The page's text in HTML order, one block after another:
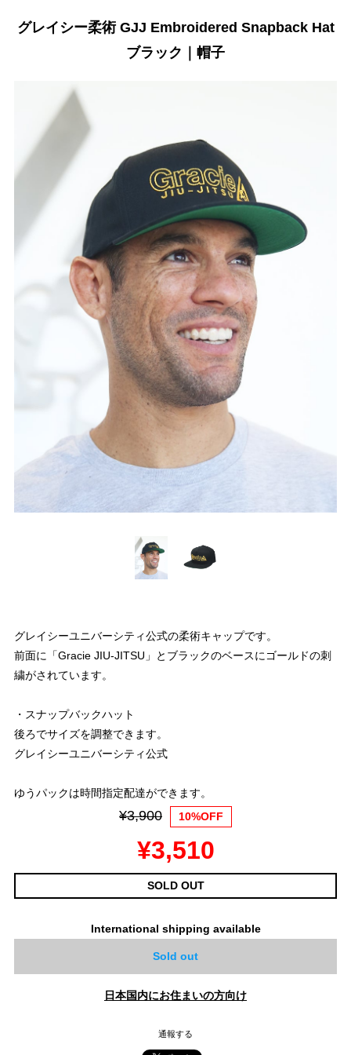
グレイシー柔術 GJJ Embroidered Snapback Hat
ブラック｜帽子
グレイシーユニバーシティ公式の柔術キャップです。
前面に「Gracie JIU-JITSU」とブラックのベースにゴールドの刺
繍がされています。
・スナップバックハット
後ろでサイズを調整できます。
グレイシーユニバーシティ公式
ゆうパックは時間指定配達ができます。
¥3,900 10%OFF
¥3,510
SOLD OUT
International shipping available
Sold out
日本国内にお住まいの方向け
通報する